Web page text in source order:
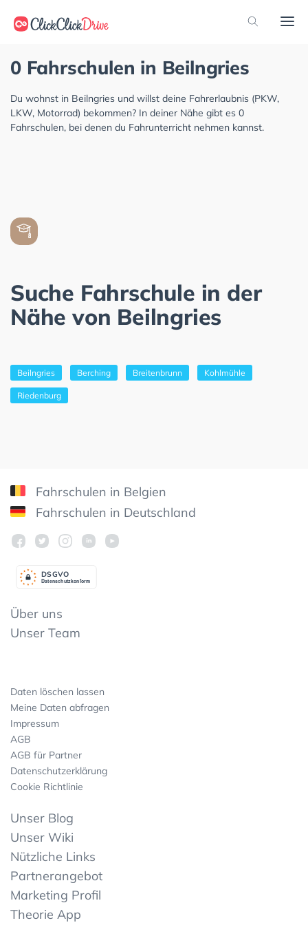
0 Fahrschulen in Beilngries
Du wohnst in Beilngries und willst deine Fahrerlaubnis (PKW,
LKW, Motorrad) bekommen? In deiner Nähe gibt es 0
Fahrschulen, bei denen du Fahrunterricht nehmen kannst.
Suche Fahrschule in der
Nähe von Beilngries
Beilngries Berching Breitenbrunn Kohlmühle
Riedenburg
Fahrschulen in Belgien
Fahrschulen in Deutschland
Datenschutzkonform
DSGVO
Über uns
Unser Team
Daten löschen lassen
Meine Daten abfragen
Impressum
AGB
AGB für Partner
Datenschutzerklärung
Cookie Richtlinie
Unser Blog
Unser Wiki
Nützliche Links
Partnerangebot
Marketing Profil
Theorie App